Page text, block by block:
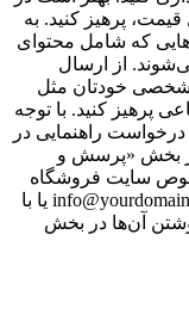
پرهیز کنید. به
که شامل محتوای
از ارسال
شخصی خودتان مثل
پرهیز کنید. با توجه
راهنمایی در
بخش «پرسش و
سایت فروشگاه
ما، خدمات و درخواست کالا را با ایمیل info@yourdomain.com یا با
و از نوشتن آن‌ها در بخش